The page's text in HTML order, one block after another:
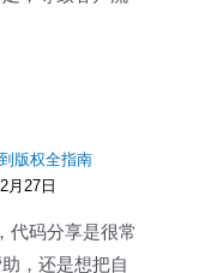
版权全指南
月27日
代码分享是很常
，还是想把自